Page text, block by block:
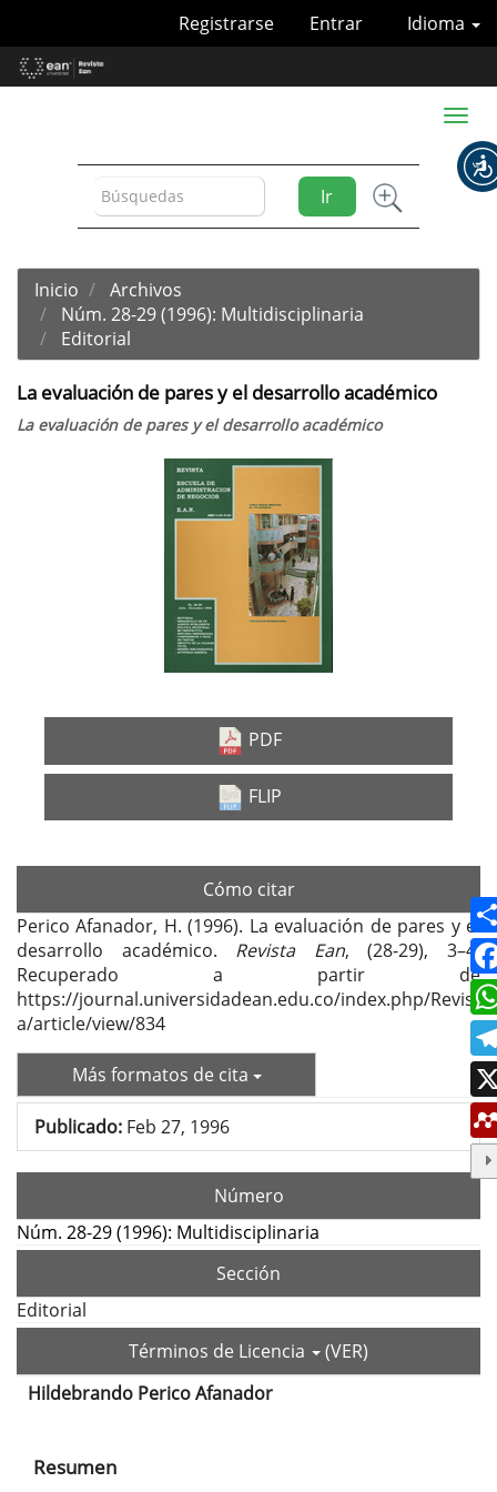
Contenido
principal
Idioma
Registrarse Entrar
Ir
Toggle
Inicio
Archivos
Núm. 28-29 (1996): Multidisciplinaria
Editorial
La evaluación de pares y el desarrollo académico
La evaluación de pares y el desarrollo académico
PDF
FLIP
Cómo citar
Perico Afanador, H. (1996). La evaluación de pares y el
desarrollo académico. Revista Ean, (28-29), 3–4.
Recuperado a partir de
https://journal.universidadean.edu.co/index.php/Revist
a/article/view/834
Más formatos de cita
Publicado: Feb 27, 1996
Número
Núm. 28-29 (1996): Multidisciplinaria
Sección
Editorial
Términos de Licencia
(VER)
Contenido
principal
Hildebrando Perico Afanador
Resumen